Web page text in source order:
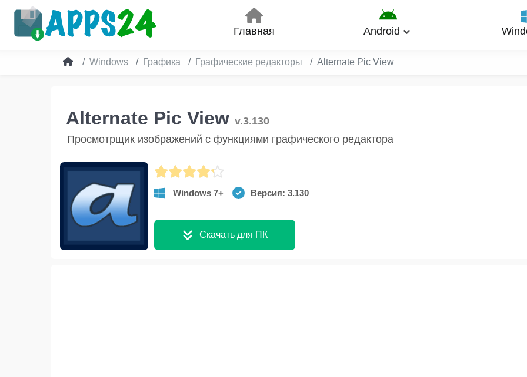
Главная Android
Windows Графика Графические редакторы Alternate Pic View
Alternate Pic View v.3.130
Просмотрщик изображений с функциями графического редактора
Windows 7+ Версия: 3.130
Скачать для ПК